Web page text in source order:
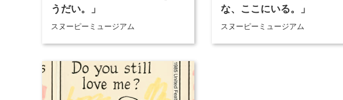
うだい。」
スヌーピーミュージアム
な、ここにいる。」
スヌーピーミュージアム